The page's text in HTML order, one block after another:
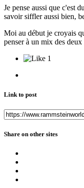
Je pense aussi que c'est
savoir siffler aussi bien,
Moi au début je croyais
penser à un mix des
1
Link to post
Share on other sites